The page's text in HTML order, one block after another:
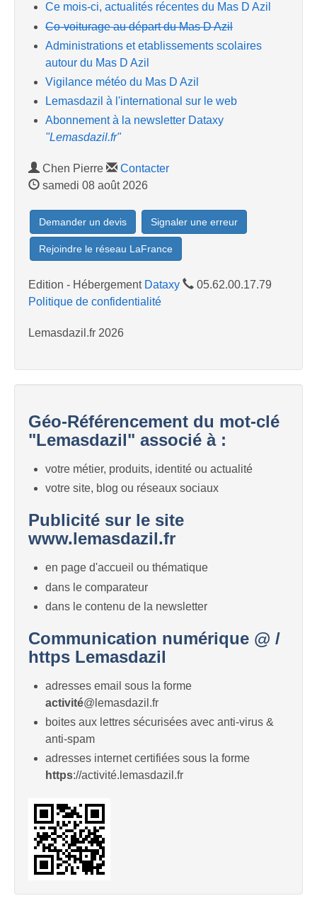
Ce mois-ci, actualités récentes du Mas D Azil
Co-voiturage au départ du Mas D Azil
Administrations et etablissements scolaires
autour du Mas D Azil
Vigilance météo du Mas D Azil
Lemasdazil à l'international sur le web
Abonnement à la newsletter Dataxy
"Lemasdazil.fr"
Chen Pierre
Contacter
samedi 08 août 2026
Demander un devis Signaler une erreur
Rejoindre le réseau LaFrance
Edition - Hébergement Dataxy
05.62.00.17.79
Politique de confidentialité
Lemasdazil.fr 2026
Géo-Référencement du mot-clé
"Lemasdazil" associé à :
votre métier, produits, identité ou actualité
votre site, blog ou réseaux sociaux
Publicité sur le site
www.lemasdazil.fr
en page d'accueil ou thématique
dans le comparateur
dans le contenu de la newsletter
Communication numérique @ /
https Lemasdazil
adresses email sous la forme
activité@lemasdazil.fr
boites aux lettres sécurisées avec anti-virus &
anti-spam
adresses internet certifiées sous la forme
https://activité.lemasdazil.fr